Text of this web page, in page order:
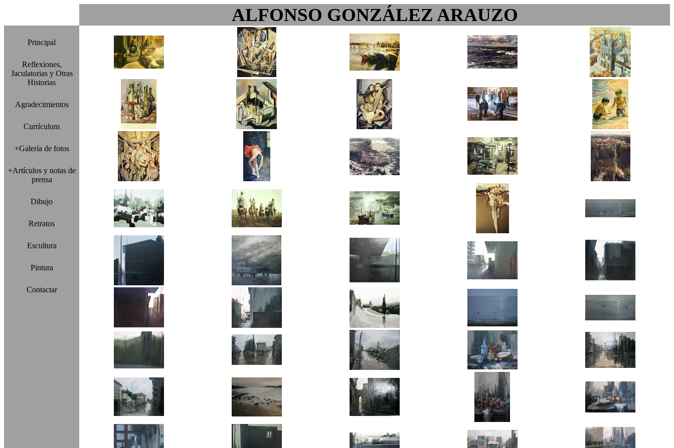
ALFONSO GONZÁLEZ ARAUZO
Principal
Reflexiones,
Jaculatorias y Otras
Historias
Agradecimientos
Currículum
+Galería de fotos
+Artículos y notas de
prensa
Dibujo
Retratos
Escultura
Pintura
Contactar